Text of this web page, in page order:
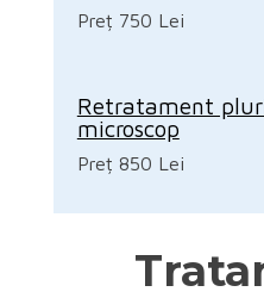
Preț 750 Lei
Retratament
microscop
Preț 850 Lei